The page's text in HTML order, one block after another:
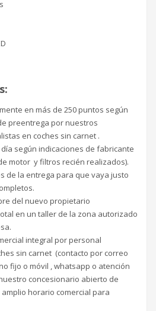
en más de 250 puntos según
preentrega por nuestros
en coches sin carnet .
según indicaciones de fabricante
motor y filtros recién realizados).
de la entrega para que vaya justo
del nuevo propietario
en un taller de la zona autorizado
integral por personal
sin carnet (contacto por correo
fijo o móvil , whatsapp o atención
concesionario abierto de
horario comercial para